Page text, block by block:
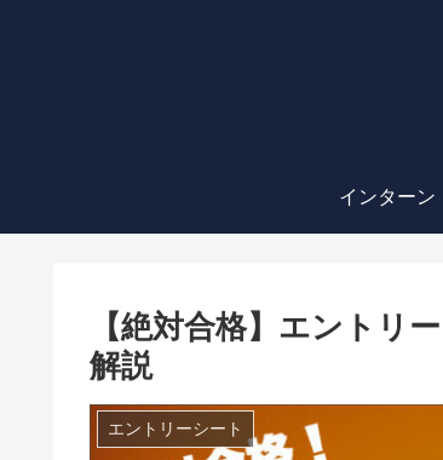
インターン
【絶対合格】エントリ
解説
エントリーシート